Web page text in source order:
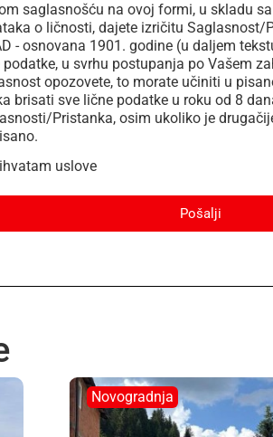
saglasnošću na ovoj formi, u skladu
o ličnosti, dajete izričitu Saglasnost/
- osnovana 1901. godine (u daljem
podatke, u svrhu postupanja po Vašem
opozovete, to morate učiniti u
brisati sve lične podatke u roku od 8
Pristanka, osim ukoliko je
uslove
Pošalji
Novogradnja